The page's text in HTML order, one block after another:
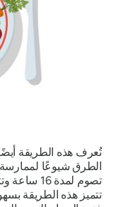
تُعرف هذه الطريقة
الطرق شيوعًا لممارسة
تتميز هذه الطريقة